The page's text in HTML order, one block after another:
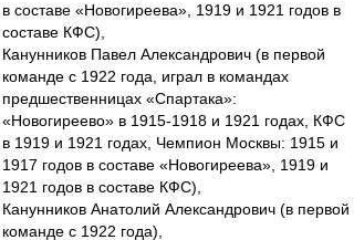
в составе «Новогиреева», 1919 и 1921 годов в
составе КФС),
Канунников Павел Александрович (в первой
команде с 1922 года, играл в командах
предшественницах «Спартака»:
«Новогиреево» в 1915-1918 и 1921 годах, КФС
в 1919 и 1921 годах, Чемпион Москвы: 1915 и
1917 годов в составе «Новогиреева», 1919 и
1921 годов в составе КФС),
Канунников Анатолий Александрович (в первой
команде с 1922 года),